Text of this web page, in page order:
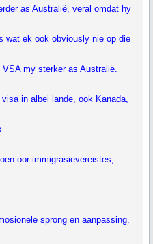
as Australië, veral omdat hy
wat ek ook obviously nie op die
my sterker as Australië.
in albei lande, ook Kanada,
oor immigrasievereistes,
sprong en aanpassing.